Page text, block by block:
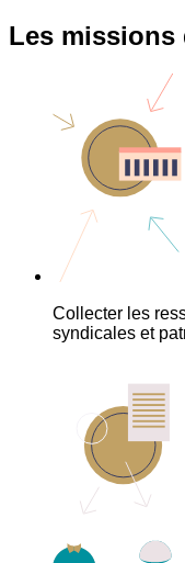
Les missions
Collecter les
syndicales et